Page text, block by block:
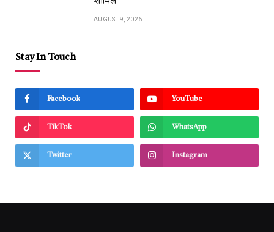
AUGUST 9, 2026
Stay In Touch
Facebook YouTube
TikTok WhatsApp
Twitter Instagram